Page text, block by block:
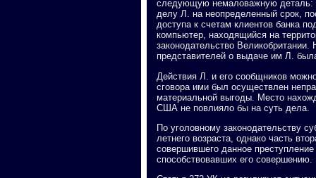
следующую немаловажную деталь:
делу Л. на неопределенный срок,
доступа к счетам клиентов банка
компьютер, находящийся на
законодательство
представителей о выдаче им Л.
Действия Л. и его сообщников
сговора ими был осуществлен
материальной выгоды. Место
США не повлияло бы на суть дела.
По уголовному законодательству
летнего возраста, однако часть
совершившего данное
способствовавших его совершению.